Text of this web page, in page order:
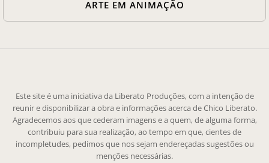
ARTE EM ANIMAÇÃO
Este site é uma iniciativa da Liberato Produções, com a intenção de
reunir e disponibilizar a obra e informações acerca de Chico Liberato.
Agradecemos aos que cederam imagens e a quem, de alguma forma,
contribuiu para sua realização, ao tempo em que, cientes de
incompletudes, pedimos que nos sejam endereçadas sugestões ou
menções necessárias.